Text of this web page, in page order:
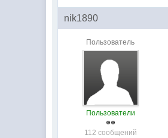
nik1890
Пользователь
Пользователи
112 сообщений